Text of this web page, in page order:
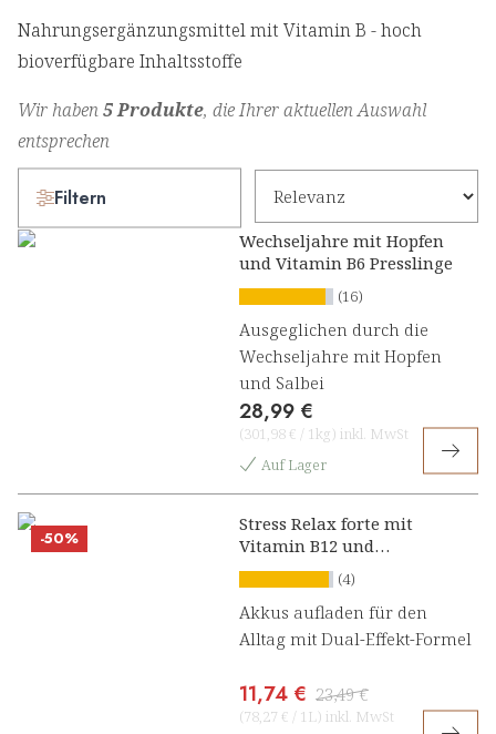
Nahrungsergänzungsmittel mit Vitamin B - hoch
bioverfügbare Inhaltsstoffe
Wir haben5 Produkte, die Ihrer aktuellen Auswahl
entsprechen
Filtern
Wechseljahre mit Hopfen
und Vitamin B6 Presslinge
(16)
Ausgeglichen durch die
Wechseljahre mit Hopfen
und Salbei
28,99 €
(301,98 € / 1kg) inkl. MwSt
Auf Lager
-50%
Stress Relax forte mit
Vitamin B12 und
Ashwagandha Konzentrat
(4)
Akkus aufladen für den
Alltag mit Dual-Effekt-Formel
11,74 € 23,49 €
(78,27 € / 1L) inkl. MwSt